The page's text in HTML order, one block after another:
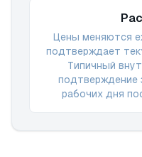
Цены меняются
подтверждает
Типичный
подтверждение
рабочих дня